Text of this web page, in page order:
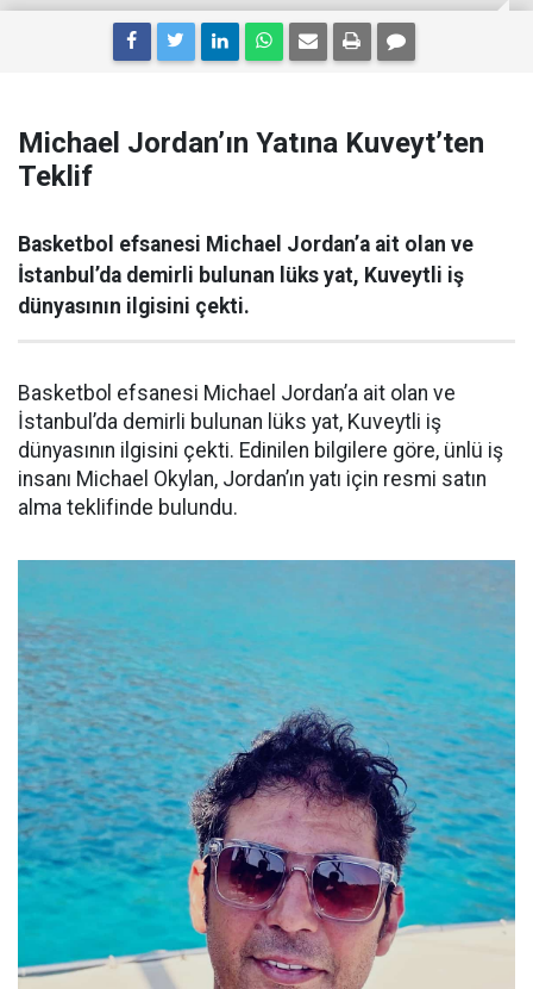
Michael Jordan’ın Yatına Kuveyt’ten
Teklif
Basketbol efsanesi Michael Jordan’a ait olan ve
İstanbul’da demirli bulunan lüks yat, Kuveytli iş
dünyasının ilgisini çekti.
Basketbol efsanesi Michael Jordan’a ait olan ve
İstanbul’da demirli bulunan lüks yat, Kuveytli iş
dünyasının ilgisini çekti. Edinilen bilgilere göre, ünlü iş
insanı Michael Okylan, Jordan’ın yatı için resmi satın
alma teklifinde bulundu.